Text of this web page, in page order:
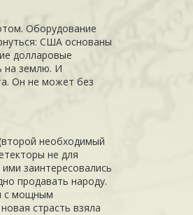
Оборудование
США основаны
долларовые
на землю. И
Он не может без
необходимый
не для
заинтересовались
продавать народу.
с мощным
страсть взяла